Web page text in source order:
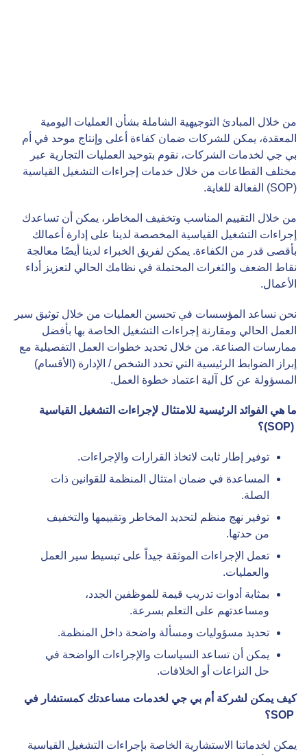
من خلال المبادئ التوجيهية الشاملة بشأن العمليات اليومية
المعقدة، يمكن للشركات ضمان كفاءة أعلى وإنتاج موحد في أم
بي جي لخدمات الشركات، نقوم بتوحيد العمليات التجارية عبر
مختلف القطاعات من خلال خدمات إجراءات التشغيل القياسية
(SOP) الفعالة للغاية.
من خلال التقييم المناسب وتخفيف المخاطر، يمكن أن تساعدك
إجراءات التشغيل القياسية المخصصة لدينا على إدارة أعمالك
بأقصى قدر من الكفاءة. يمكن لفريق الخبراء لدينا أيضًا معالجة
نقاط الضعف والثغرات المحتملة في نظامك الحالي لتعزيز أداء
الأعمال.
نحن نساعد المؤسسات في تحسين العمليات من خلال توثيق سير
العمل الحالي ومقارنة إجراءات التشغيل الخاصة بها بأفضل
ممارسات الصناعة. من خلال تحديد خطوات العمل التفصيلية مع
إبراز الضوابط الرئيسية التي تحدد الشخص / الإدارة (الأقسام)
المسؤولة عن كل آلية اعتماد خطوة العمل.
ما هي الفوائد الرئيسية للامتثال لإجراءات التشغيل القياسية
(SOP)
؟
توفير إطار ثابت لاتخاذ القرارات والإجراءات.
المساعدة في ضمان امتثال المنظمة للقوانين ذات
الصلة.
توفير نهج منظم لتحديد المخاطر وتقييمها والتخفيف
من حدتها.
تعمل الإجراءات الموثقة جيداً على تبسيط سير العمل
والعمليات.
بمثابة أدوات تدريب قيمة للموظفين الجدد،
ومساعدتهم على التعلم بسرعة.
تحديد مسؤوليات ومسألة واضحة داخل المنظمة.
يمكن أن تساعد السياسات والإجراءات الواضحة في
حل النزاعات أو الخلافات.
كيف يمكن لشركة أم بي جي لخدمات مساعدتك كمستشار في
SOP؟
يمكن لخدماتنا الاستشارية الخاصة بإجراءات التشغيل القياسية